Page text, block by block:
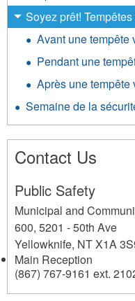
Soyez prêt!
Avant une tempête
Pendant une
Après une tempête
Semaine de la
Contact Us
Public Safety
Municipal and
600, 5201 - 50th Ave
Yellowknife, NTX1A
Main Reception
(867) 767-9161 ext.